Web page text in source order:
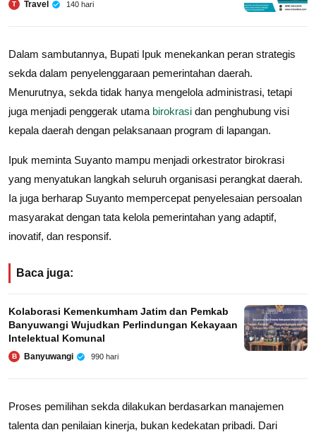
T Travel 140 hari
Dalam sambutannya, Bupati Ipuk menekankan peran strategis
sekda dalam penyelenggaraan pemerintahan daerah.
Menurutnya, sekda tidak hanya mengelola administrasi, tetapi
juga menjadi penggerak utama birokrasi dan penghubung visi
kepala daerah dengan pelaksanaan program di lapangan.
Ipuk meminta Suyanto mampu menjadi orkestrator birokrasi
yang menyatukan langkah seluruh organisasi perangkat daerah.
Ia juga berharap Suyanto mempercepat penyelesaian persoalan
masyarakat dengan tata kelola pemerintahan yang adaptif,
inovatif, dan responsif.
Baca juga:
Kolaborasi Kemenkumham Jatim dan Pemkab
Banyuwangi Wujudkan Perlindungan Kekayaan
Intelektual Komunal
B Banyuwangi 990 hari
Proses pemilihan sekda dilakukan berdasarkan manajemen
talenta dan penilaian kinerja, bukan kedekatan pribadi. Dari